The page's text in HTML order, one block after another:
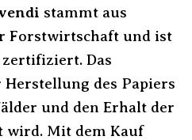
stammt aus
Forstwirtschaft und ist
Das
Herstellung des Papiers
und den Erhalt der
wird. Mit dem Kauf